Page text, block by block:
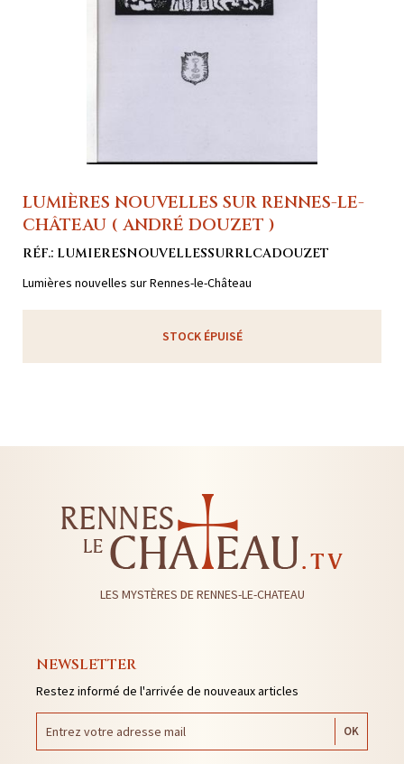
LUMIÈRES NOUVELLES SUR RENNES-LE-
CHÂTEAU ( ANDRÉ DOUZET )
RÉF.: LUMIERESNOUVELLESSURRLCADOUZET
Lumières nouvelles sur Rennes-le-Château
STOCK ÉPUISÉ
LES MYSTÈRES DE RENNES-LE-CHATEAU
NEWSLETTER
Restez informé de l'arrivée de nouveaux articles